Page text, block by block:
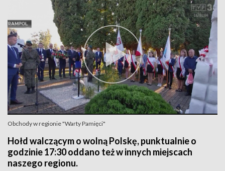
Obchody w regionie "Warty Pamięci"
Hołd walczącym o wolną Polskę, punktualnie o
godzinie 17:30 oddano też w innych miejscach
naszego regionu.